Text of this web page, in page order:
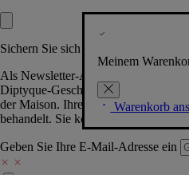
Meinem
Warenkorb
Sichern Sie sich exklusive Vorteile
Als Newsletter-Abonnent.in
Diptyque-Geschenken, Events &
der Maison. Ihre Daten werden
behandelt. Sie können sich jederzeit
Geben Sie Ihre E-Mail-Adresse ein